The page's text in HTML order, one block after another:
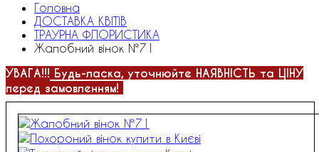
Головна
ДОСТАВКА КВІТІВ
ТРАУРНА ФЛОРИСТИКА
Жалобний вінок №71
УВАГА!!! Будь-ласка, уточнюйте НАЯВНІСТЬ та ЦІНУ
перед замовленням!